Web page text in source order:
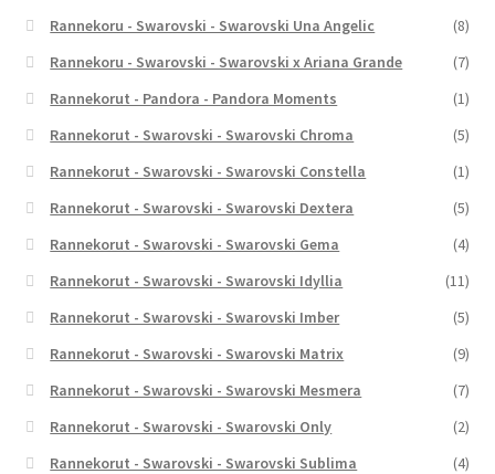
Rannekoru - Swarovski - Swarovski Una Angelic
(8)
Rannekoru - Swarovski - Swarovski x Ariana Grande
(7)
Rannekorut - Pandora - Pandora Moments
(1)
Rannekorut - Swarovski - Swarovski Chroma
(5)
Rannekorut - Swarovski - Swarovski Constella
(1)
Rannekorut - Swarovski - Swarovski Dextera
(5)
Rannekorut - Swarovski - Swarovski Gema
(4)
Rannekorut - Swarovski - Swarovski Idyllia
(11)
Rannekorut - Swarovski - Swarovski Imber
(5)
Rannekorut - Swarovski - Swarovski Matrix
(9)
Rannekorut - Swarovski - Swarovski Mesmera
(7)
Rannekorut - Swarovski - Swarovski Only
(2)
Rannekorut - Swarovski - Swarovski Sublima
(4)